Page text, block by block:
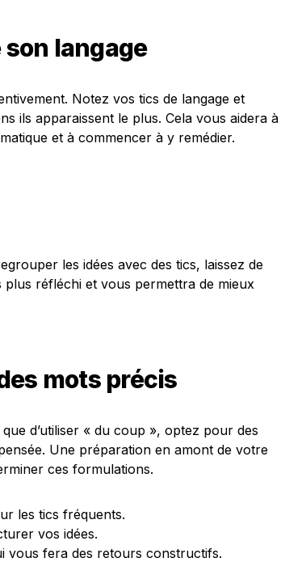
langage
Notez vos tics de langage et
ils apparaissent le plus. Cela vous aidera à
et à commencer à y remédier.
les idées avec des tics, laissez de
réfléchi et vous permettra de mieux
mots précis
d’utiliser « du coup », optez pour des
Une préparation en amont de votre
ces formulations.
les tics fréquents.
vos idées.
vous fera des retours constructifs.